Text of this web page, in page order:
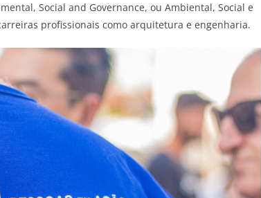
Social and Governance, ou Ambiental, Social e
profissionais como arquitetura e engenharia.